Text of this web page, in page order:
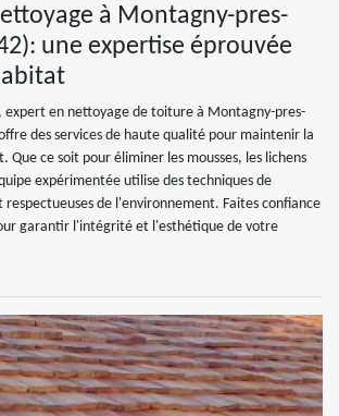
à Montagny-pres-
une expertise éprouvée
expert en nettoyage de toiture à Montagny-pres-
des services de haute qualité pour maintenir la
Que ce soit pour éliminer les mousses, les lichens
expérimentée utilise des techniques de
respectueuses de l'environnement. Faites confiance
garantir l'intégrité et l'esthétique de votre